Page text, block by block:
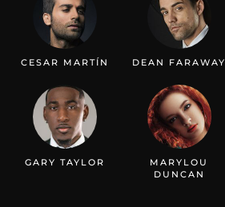
CESAR MARTÍN DEAN FARAWAY
GARY TAYLOR
MARYLOU
DUNCAN